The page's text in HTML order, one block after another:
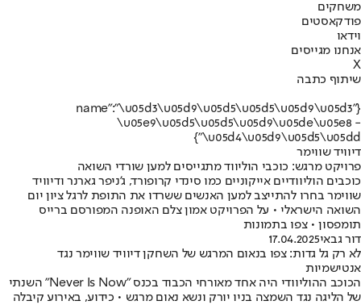
משחקים
פודקאסטים
וידאו
אנחנו מגייסים
X
שיתוף כתבה
{"name":"\u05d3\u05d9\u05d5\u05d5\u05d9\u05d3
\u05e9\u05d5\u05d5\u05d9\u05de\u05e8 -
\u05d4\u05d9\u05d5\u05dd"}
דיוויד שווימר
פרויקט מרגש: כוכבי הוליווד מתגייסים למען שורדי השואה
כוכבים הוליוודיים אייקוניים כמו סינדי קרופורד, ג'ניפר גארנר ודיוויד
שווימר בחרו להתייצב למען האנשים ששרדו את התופת לרגל ציון יום
השואה הישראלי • על הפרויקט אמון צלם האופנה המפורסם ברייס
תומפסון • צפו בתמונות
דור גבאי17.04.2025
לא רק גל גדות: צפו בנאום המרגש של השחקן דיוויד שווימר נגד
אנטישמיות
הכוכב ההוליוודי היה אחד מאורחי הכבוד בכנס "Never Is Now" השנתי
של הליגה נגד השמצה בניו יורק ונשא נאום מרגש • כידוע, באירוע קיבלה